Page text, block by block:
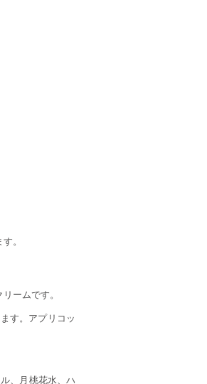
。
ームです。
す。アプリコッ
、月桃花水、ハ